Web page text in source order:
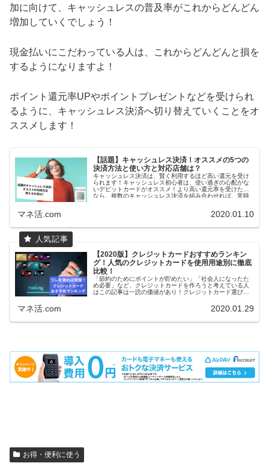
加に向けて、キャッシュレスの普及率がこれからどんどん
増加していくでしょう！
現金払いにこだわっている人は、これからどんどんと損を
するようになりますよ！
ポイント還元率UPやポイントプレゼントなどを受けられ
るように、キャッシュレス決済へ切り替えていくことをオ
ススメします！
【話題】キャッシュレス決済！オススメの5つの
決済方法と使い方と対応店舗は？
キャッシュレス決済は、賢く利用するほど高い還元を受け
られます！キャッシュレス初心者は、使い過ぎの心配がな
いデビットカードがオススメ！より高い還元率を受けたい
なら、複数のキャッシュレス決済を組み合わせれば、常時
マネ活.com 2020.01.10
【2020版】クレジットカードおすすめランキン
グ！人気のクレジットカードを使用用途別に徹底
比較！
「節約のためにポイントが貯めたい」「社会人になったた
め必要」など、クレジットカードを作ろうと考えている人
はこの記事は一読の価値があり！クレジットカード選びの
ランキング形式でご紹介！あなたにピッタリの最高のクレ
マネ活.com 2020.01.29
お得・便利に使う